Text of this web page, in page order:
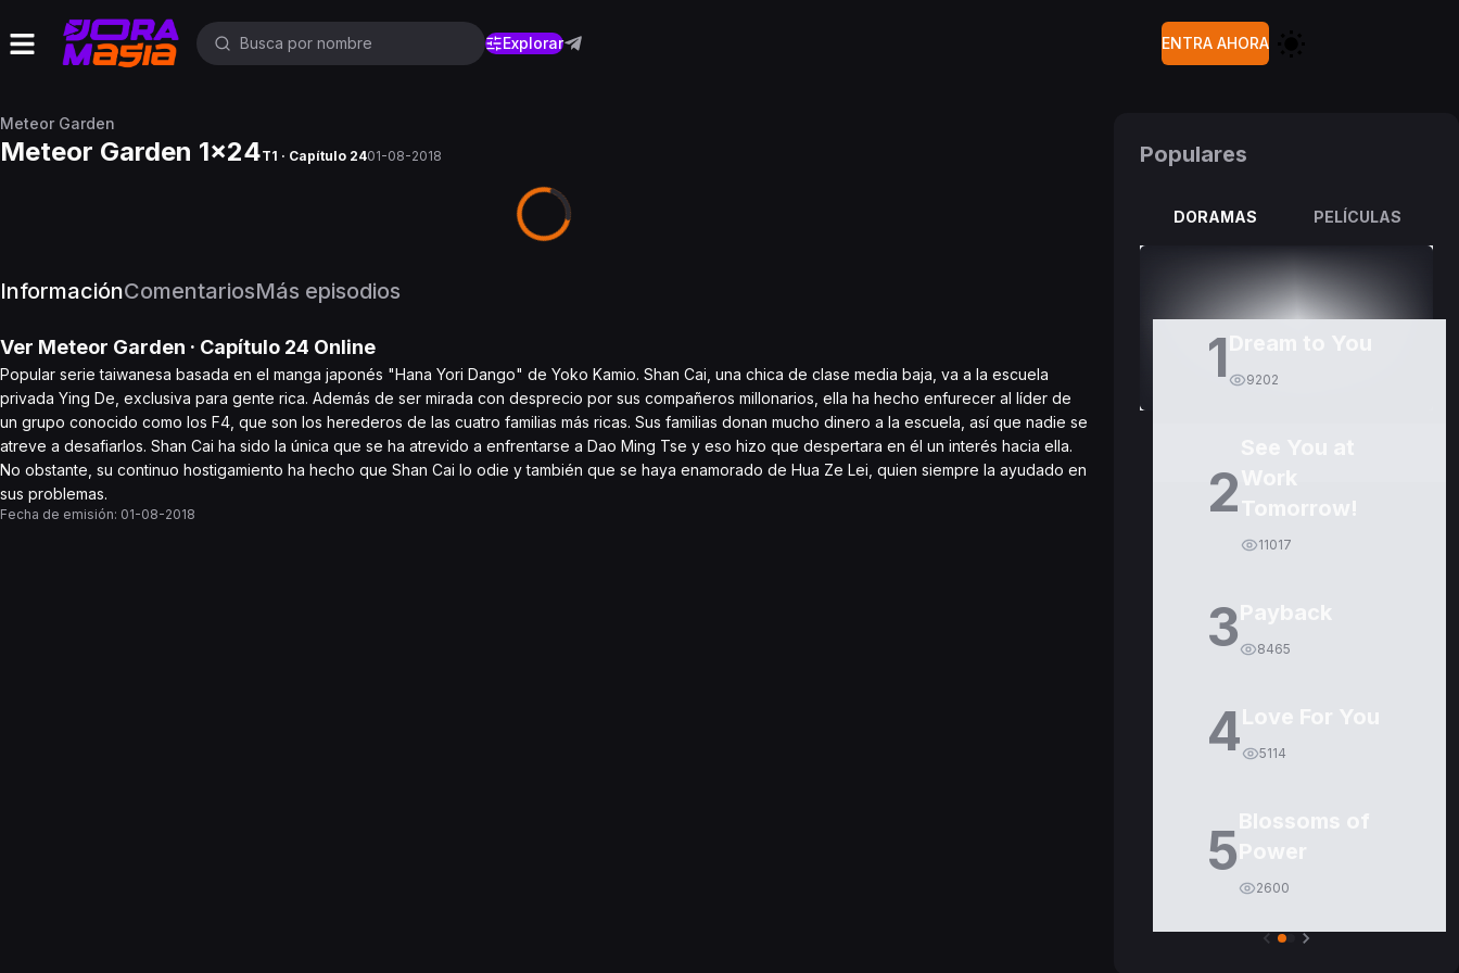
Explorar ENTRA AHORA
Meteor Garden
Meteor Garden 1x24T1 · Capítulo 2401-08-2018
InformaciónComentariosMás episodios
Ver Meteor Garden · Capítulo 24 Online
Popular serie taiwanesa basada en el manga japonés "Hana Yori Dango" de Yoko Kamio. Shan Cai, una chica de clase media baja, va a la escuela
privada Ying De, exclusiva para gente rica. Además de ser mirada con desprecio por sus compañeros millonarios, ella ha hecho enfurecer al líder de
un grupo conocido como los F4, que son los herederos de las cuatro familias más ricas. Sus familias donan mucho dinero a la escuela, así que nadie se
atreve a desafiarlos. Shan Cai ha sido la única que se ha atrevido a enfrentarse a Dao Ming Tse y eso hizo que despertara en él un interés hacia ella.
No obstante, su continuo hostigamiento ha hecho que Shan Cai lo odie y también que se haya enamorado de Hua Ze Lei, quien siempre la ayudado en
sus problemas.
Fecha de emisión: 01-08-2018
Populares
DORAMAS PELÍCULAS
1 9202
2
11017
3 8465
4 5114
5
2600